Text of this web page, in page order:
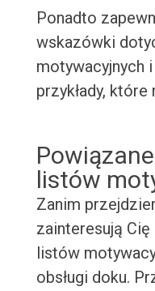
Ponadto
wskazówki
motywacyjnych
przykłady,
listów
Zanim
zainteresują Cię
listów
obsługi doku.